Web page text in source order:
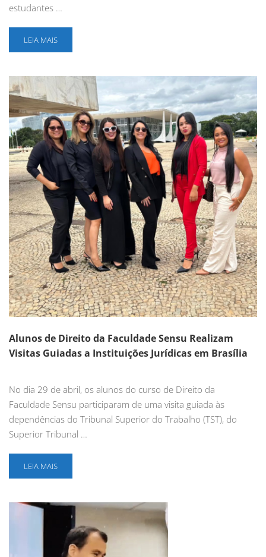
estudantes …
LEIA MAIS
Alunos de Direito da Faculdade Sensu Realizam
Visitas Guiadas a Instituições Jurídicas em Brasília
No dia 29 de abril, os alunos do curso de Direito da
Faculdade Sensu participaram de uma visita guiada às
dependências do Tribunal Superior do Trabalho (TST), do
Superior Tribunal …
LEIA MAIS